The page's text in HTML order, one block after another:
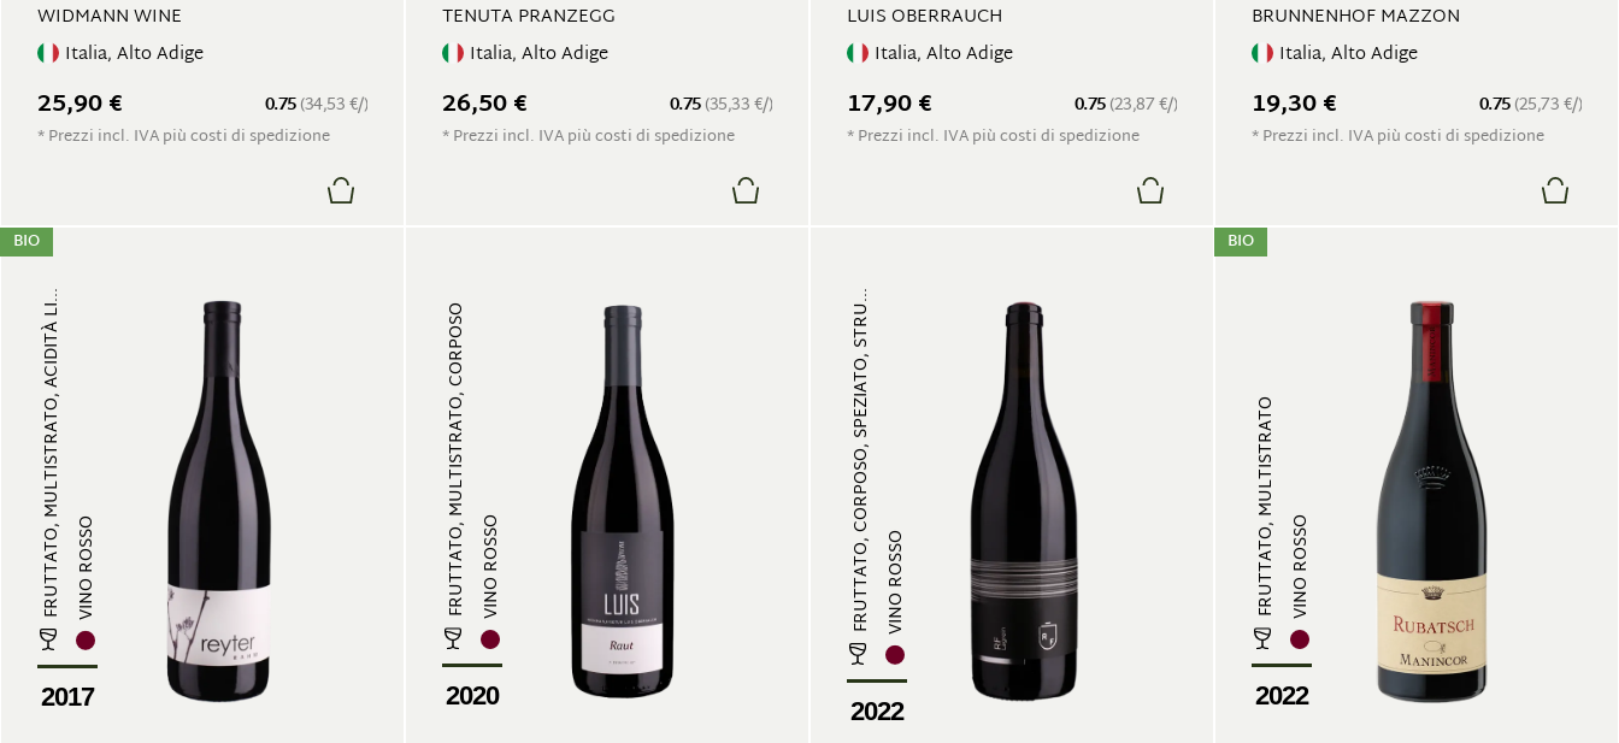
WIDMANN WINE
Italia, Alto Adige
0.75(34,53 €/)
25,90 €
* Prezzi incl. IVA più costi di spedizione
TENUTA PRANZEGG
Italia, Alto Adige
0.75(35,33 €/)
26,50 €
* Prezzi incl. IVA più costi di spedizione
LUIS OBERRAUCH
Italia, Alto Adige
0.75(23,87 €/)
17,90 €
* Prezzi incl. IVA più costi di spedizione
BRUNNENHOF MAZZON
Italia, Alto Adige
0.75(25,73 €/)
19,30 €
* Prezzi incl. IVA più costi di spedizione
BIO
FRUTTATO, MULTISTRATO, ACIDITÀ LI...VINO ROSSO
2017
FRUTTATO, MULTISTRATO, CORPOSOVINO ROSSO
2020
FRUTTATO, CORPOSO, SPEZIATO, STRU...VINO ROSSO
2022
BIO
FRUTTATO, MULTISTRATOVINO ROSSO
2022